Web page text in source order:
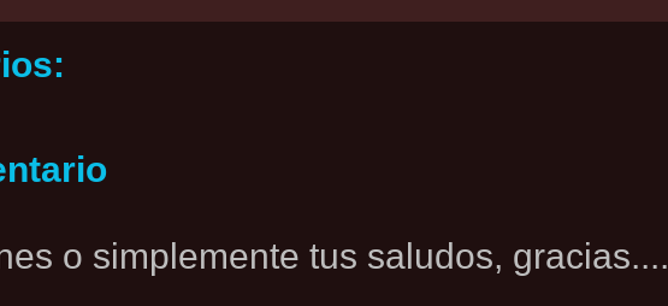
o simplemente tus saludos, gracias....